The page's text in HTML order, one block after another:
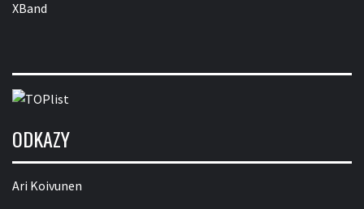
XBand
ODKAZY
Ari Koivunen